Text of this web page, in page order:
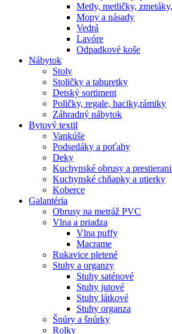
Metly, metličky,
Mopy a násady
Vedrá
Lavóre
Odpadkové koše
Nábytok
Stoly
Stoličky a taburetky
Detský sortiment
Poličky, regale, haciky,rámiky
Záhradný nábytok
Bytový textil
Vankúše
Podsedáky a poťahy
Deky
Kuchynské obrusy a
Kuchynské chňapky a utierky
Koberce
Galantéria
Obrusy na metráž PVC
Vlna a priadza
Vlna puffy
Macrame
Rukavice pletené
Stuhy a organzy
Stuhy saténové
Stuhy jutové
Stuhy látkové
Stuhy organza
Šnúry a šnúrky
Rolky